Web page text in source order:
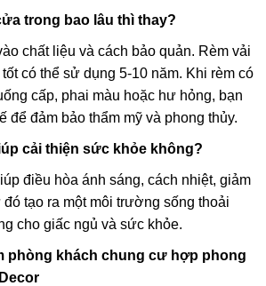
trong bao lâu thì thay?
chất liệu và cách bảo quản. Rèm vải
có thể sử dụng 5-10 năm. Khi rèm có
cấp, phai màu hoặc hư hỏng, bạn
để đảm bảo thẩm mỹ và phong thủy.
cải thiện sức khỏe không?
điều hòa ánh sáng, cách nhiệt, giảm
đó tạo ra một môi trường sống thoải
cho giấc ngủ và sức khỏe.
phòng khách chung cư hợp phong